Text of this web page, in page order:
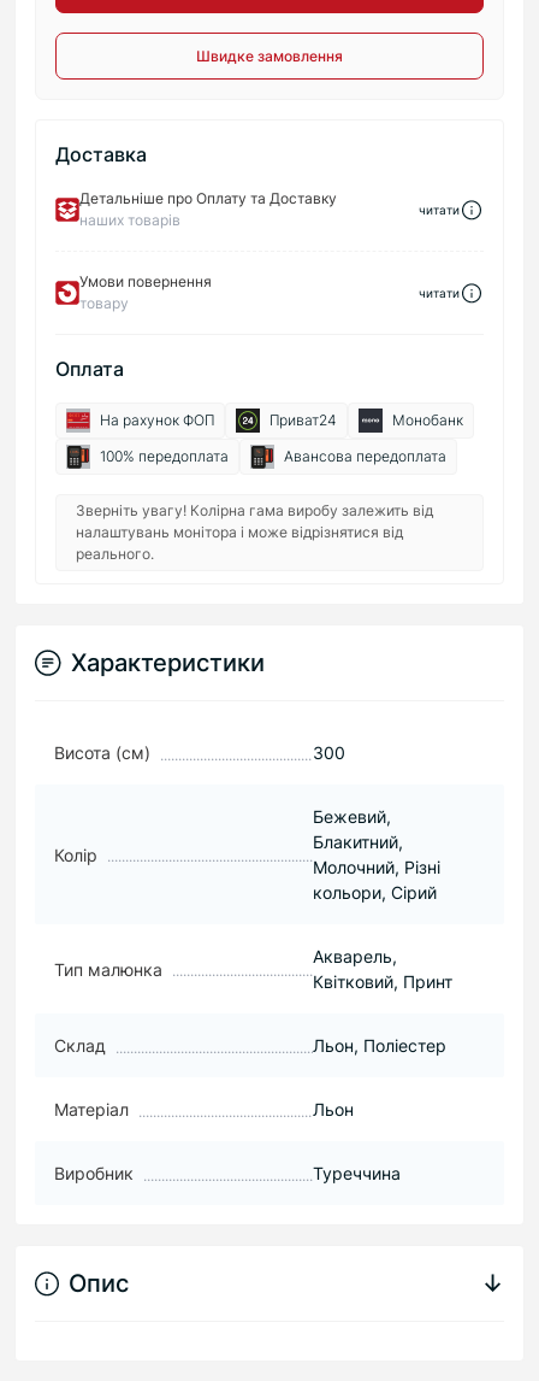
Швидке замовлення
Доставка
Детальніше про Оплату та Доставку
наших товарів
читати
Умови повернення
товару
читати
Оплата
На рахунок ФОП Приват24
Монобанк
100% передоплата
Авансова передоплата
Зверніть увагу! Колірна гама виробу залежить від
налаштувань монітора і може відрізнятися від
реального.
Характеристики
Висота (см) 300
Колір
Бежевий,
Блакитний,
Молочний, Різні
кольори, Сірий
Тип малюнка
Акварель,
Квітковий, Принт
Склад Льон, Поліестер
Матеріал Льон
Виробник Туреччина
Опис ↓